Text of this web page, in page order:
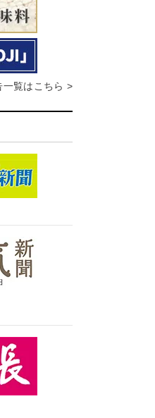
一覧はこちら >